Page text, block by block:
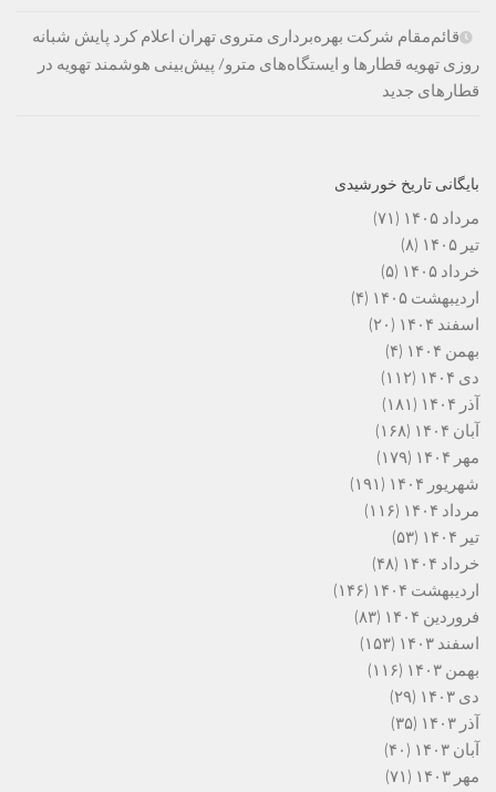
قائم‌مقام شرکت بهره‌برداری متروی تهران اعلام کرد پایش شبانه
روزی تهویه قطارها و ایستگاه‌های مترو/ پیش‌بینی هوشمند تهویه در
قطارهای جدید
بایگانی تاریخ خورشیدی
مرداد ۱۴۰۵
(۷۱)
تیر ۱۴۰۵
(۸)
خرداد ۱۴۰۵
(۵)
اردیبهشت ۱۴۰۵
(۴)
اسفند ۱۴۰۴
(۲۰)
بهمن ۱۴۰۴
(۴)
دی ۱۴۰۴
(۱۱۲)
آذر ۱۴۰۴
(۱۸۱)
آبان ۱۴۰۴
(۱۶۸)
مهر ۱۴۰۴
(۱۷۹)
شهریور ۱۴۰۴
(۱۹۱)
مرداد ۱۴۰۴
(۱۱۶)
تیر ۱۴۰۴
(۵۳)
خرداد ۱۴۰۴
(۴۸)
اردیبهشت ۱۴۰۴
(۱۴۶)
فروردین ۱۴۰۴
(۸۳)
اسفند ۱۴۰۳
(۱۵۳)
بهمن ۱۴۰۳
(۱۱۶)
دی ۱۴۰۳
(۲۹)
آذر ۱۴۰۳
(۳۵)
آبان ۱۴۰۳
(۴۰)
مهر ۱۴۰۳
(۷۱)